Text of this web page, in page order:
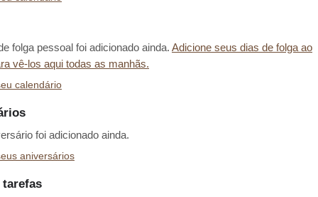
folga pessoal foi adicionado ainda. Adicione seus dias de folga ao
vê-los aqui todas as manhãs.
calendário
foi adicionado ainda.
aniversários
tarefas